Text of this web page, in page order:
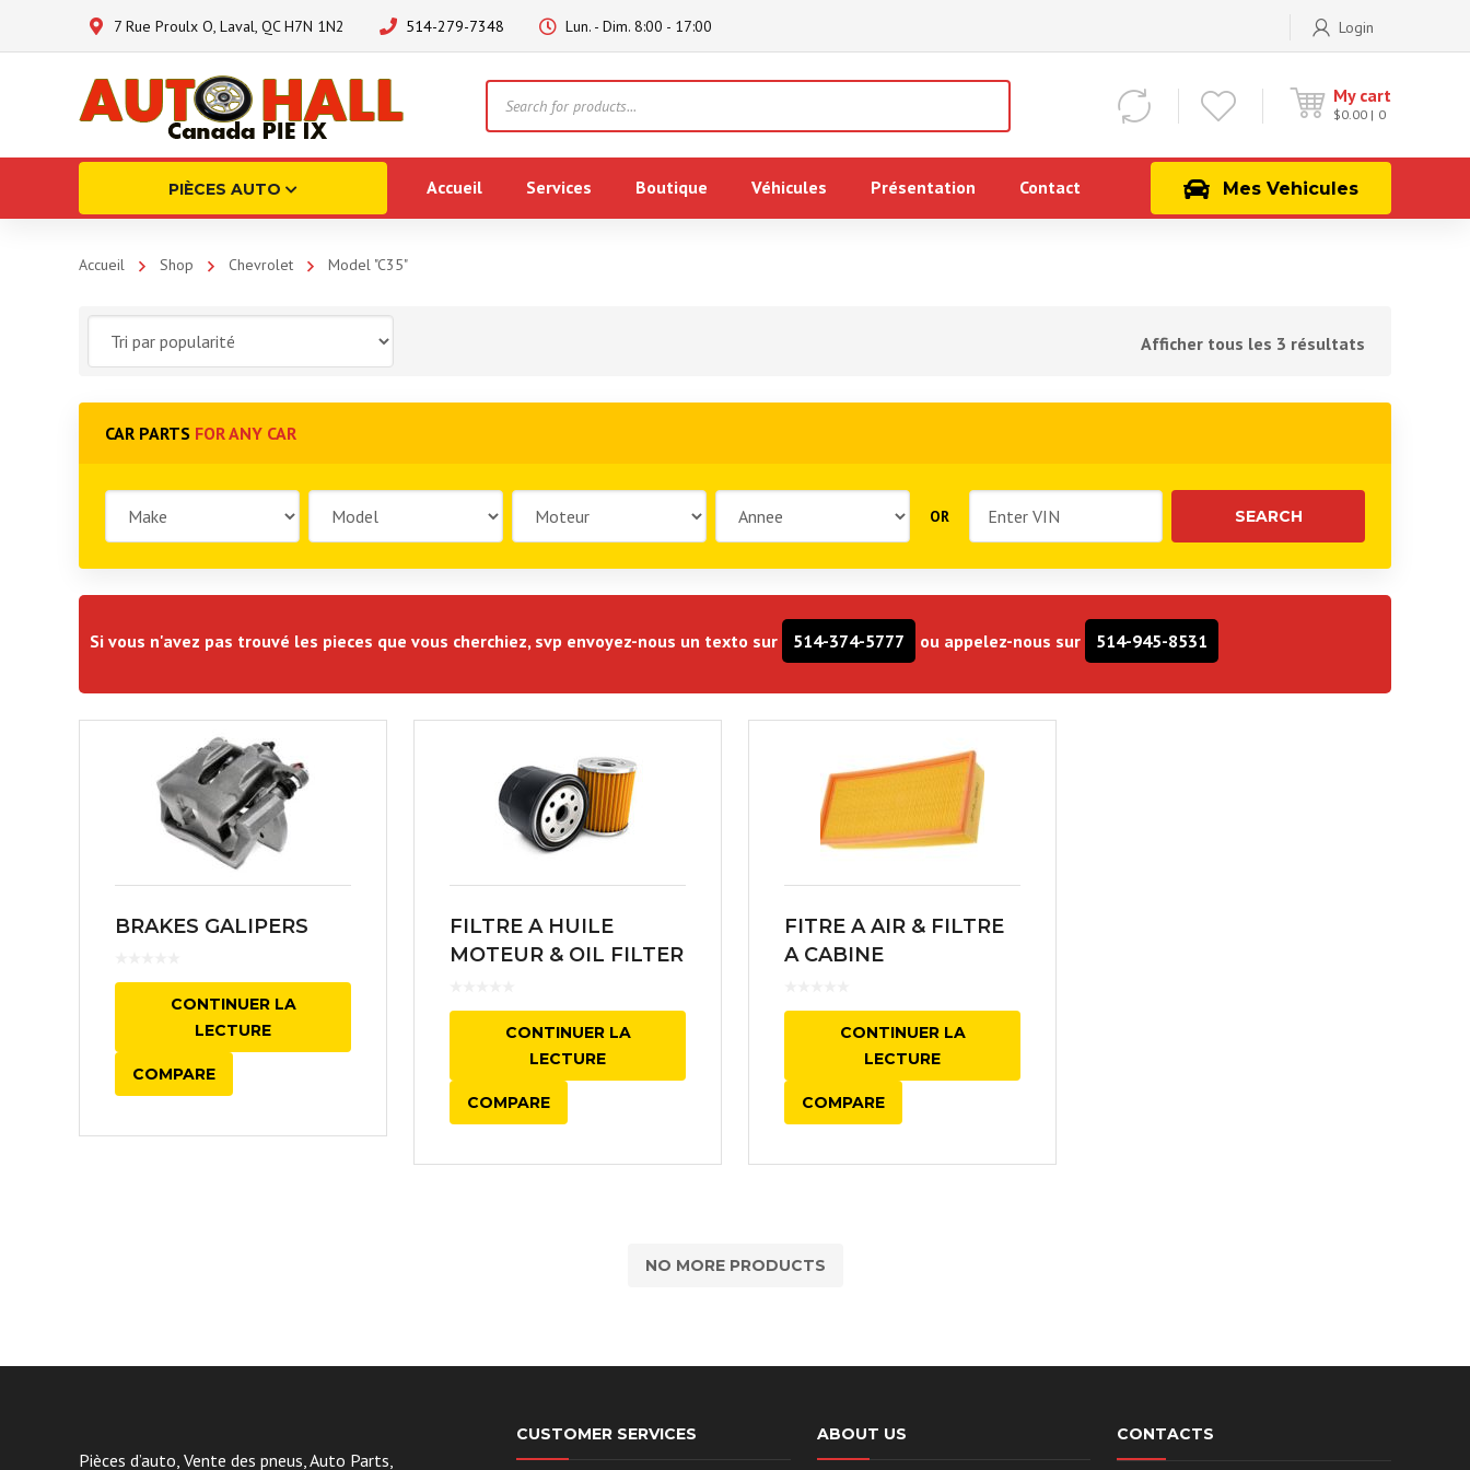
7 Rue Proulx O, Laval, QC H7N 1N2 514-279-7348 Lun. - Dim. 8:00 - 17:00 Login
My cart
$0.00 0
search
Mes Vehicules
PIÈCES AUTO Accueil Services Boutique Véhicules Présentation Contact
Accueil Shop Chevrolet Model "C35"
Afficher tous les 3 résultats
CAR PARTS FOR ANY CAR
OR
Si vous n'avez pas trouvé les pieces que vous cherchiez, svp envoyez-nous un texto sur 514-374-5777 ou appelez-nous sur 514-945-8531
BRAKES GALIPERS
CONTINUER LA
LECTURE
COMPARE
FILTRE A HUILE
MOTEUR & OIL FILTER
CONTINUER LA
LECTURE
COMPARE
FITRE A AIR & FILTRE
A CABINE
CONTINUER LA
LECTURE
COMPARE
NO MORE PRODUCTS
Pièces d’auto, Vente des pneus, Auto Parts,
CUSTOMER SERVICES ABOUT US CONTACTS